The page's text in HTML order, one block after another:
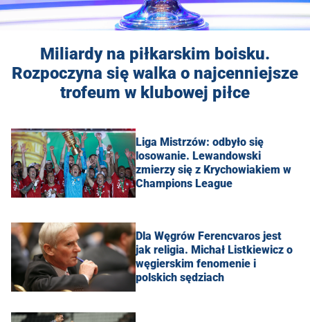
Miliardy na piłkarskim boisku.
Rozpoczyna się walka o najcenniejsze
trofeum w klubowej piłce
Liga Mistrzów: odbyło się
losowanie. Lewandowski
zmierzy się z Krychowiakiem w
Champions League
Dla Węgrów Ferencvaros jest
jak religia. Michał Listkiewicz o
węgierskim fenomenie i
polskich sędziach